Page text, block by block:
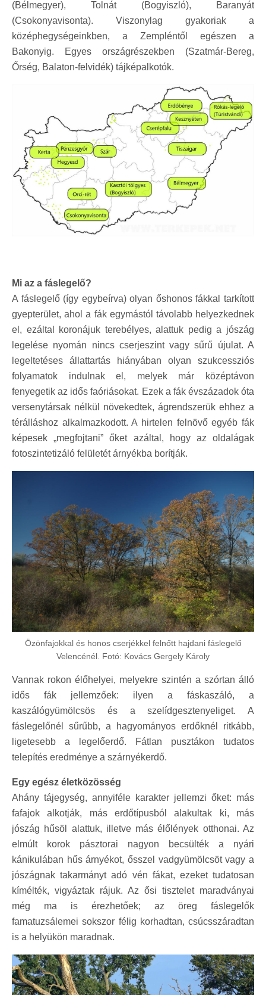
(Bélmegyer), Tolnát (Bogyiszló), Baranyát
(Csokonyavisonta). Viszonylag gyakoriak a
középhegységeinkben, a Zempléntől egészen a
Bakonyig. Egyes országrészekben (Szatmár-Bereg,
Őrség, Balaton-felvidék) tájképalkotók.
Mi az a fáslegelő?
A fáslegelő (így egybeírva) olyan őshonos fákkal tarkított
gyepterület, ahol a fák egymástól távolabb helyezkednek
el, ezáltal koronájuk terebélyes, alattuk pedig a jószág
legelése nyomán nincs cserjeszint vagy sűrű újulat. A
legeltetéses állattartás hiányában olyan szukcessziós
folyamatok indulnak el, melyek már középtávon
fenyegetik az idős faóriásokat. Ezek a fák évszázadok óta
versenytársak nélkül növekedtek, ágrendszerük ehhez a
térálláshoz alkalmazkodott. A hirtelen felnövő egyéb fák
képesek „megfojtani” őket azáltal, hogy az oldalágak
fotoszintetizáló felületét árnyékba borítják.
Özönfajokkal és honos cserjékkel felnőtt hajdani fáslegelő
Velencénél. Fotó: Kovács Gergely Károly
Vannak rokon élőhelyei, melyekre szintén a szórtan álló
idős fák jellemzőek: ilyen a fáskaszáló, a
kaszálógyümölcsös és a szelídgesztenyeliget. A
fáslegelőnél sűrűbb, a hagyományos erdőknél ritkább,
ligetesebb a legelőerdő. Fátlan pusztákon tudatos
telepítés eredménye a szárnyékerdő.
Egy egész életközösség
Ahány tájegység, annyiféle karakter jellemzi őket: más
fafajok alkotják, más erdőtípusból alakultak ki, más
jószág hűsöl alattuk, illetve más élőlények otthonai. Az
elmúlt korok pásztorai nagyon becsülték a nyári
kánikulában hűs árnyékot, ősszel vadgyümölcsöt vagy a
jószágnak takarmányt adó vén fákat, ezeket tudatosan
kímélték, vigyáztak rájuk. Az ősi tisztelet maradványai
még ma is érezhetőek; az öreg fáslegelők
famatuzsálemei sokszor félig korhadtan, csúcsszáradtan
is a helyükön maradnak.